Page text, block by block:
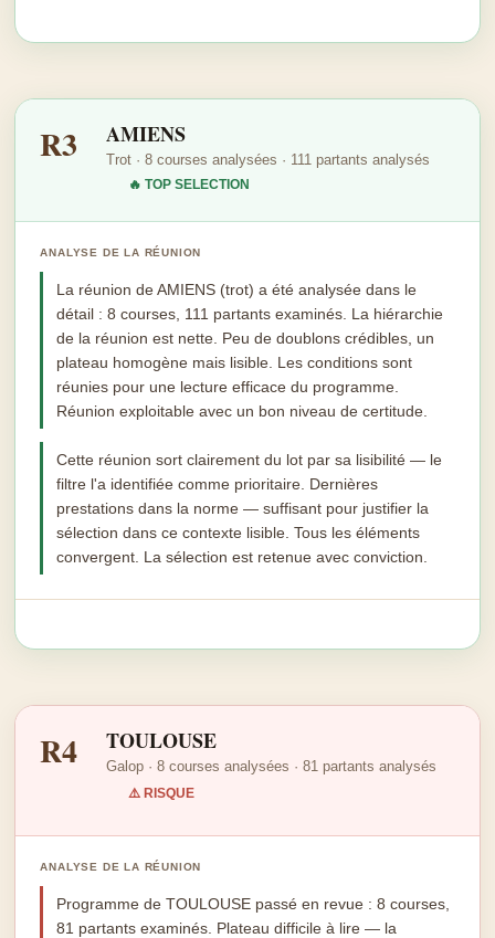
R3 AMIENS
Trot · 8 courses analysées · 111 partants analysés
🔥 TOP SELECTION
ANALYSE DE LA RÉUNION
La réunion de AMIENS (trot) a été analysée dans le
détail : 8 courses, 111 partants examinés. La hiérarchie
de la réunion est nette. Peu de doublons crédibles, un
plateau homogène mais lisible. Les conditions sont
réunies pour une lecture efficace du programme.
Réunion exploitable avec un bon niveau de certitude.
Cette réunion sort clairement du lot par sa lisibilité — le
filtre l'a identifiée comme prioritaire. Dernières
prestations dans la norme — suffisant pour justifier la
sélection dans ce contexte lisible. Tous les éléments
convergent. La sélection est retenue avec conviction.
R4 TOULOUSE
Galop · 8 courses analysées · 81 partants analysés
⚠️ RISQUE
ANALYSE DE LA RÉUNION
Programme de TOULOUSE passé en revue : 8 courses,
81 partants examinés. Plateau difficile à lire — la